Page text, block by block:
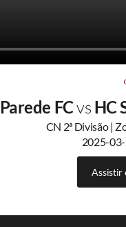
Parede FCvs HC
CN 2ª Divisão |
2025-
Assistir